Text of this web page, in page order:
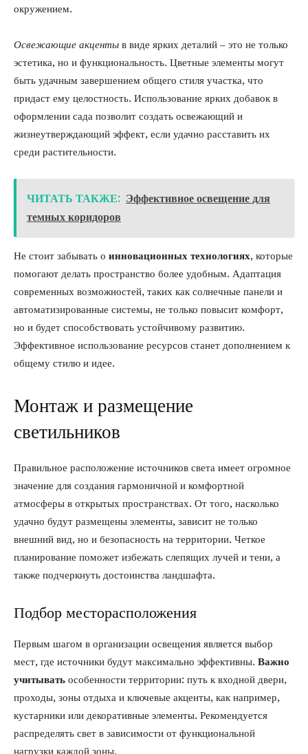
окружением.
Освежающие акценты в виде ярких деталий – это не только
эстетика, но и функциональность. Цветные элементы могут
быть удачным завершением общего стиля участка, что
придаст ему целостность. Использование ярких добавок в
оформлении сада позволит создать освежающий и
жизнеутверждающий эффект, если удачно расставить их
среди растительности.
ЧИТАТЬ ТАКЖЕ: Эффективное освещение для
темных коридоров
Не стоит забывать о инновационных технологиях, которые
помогают делать пространство более удобным. Адаптация
современных возможностей, таких как солнечные панели и
автоматизированные системы, не только повысит комфорт,
но и будет способствовать устойчивому развитию.
Эффективное использование ресурсов станет дополнением к
общему стилю и идее.
Монтаж и размещение
светильников
Правильное расположение источников света имеет огромное
значение для создания гармоничной и комфортной
атмосферы в открытых пространствах. От того, насколько
удачно будут размещены элементы, зависит не только
внешний вид, но и безопасность на территории. Четкое
планирование поможет избежать слепящих лучей и тени, а
также подчеркнуть достоинства ландшафта.
Подбор месторасположения
Первым шагом в организации освещения является выбор
мест, где источники будут максимально эффективны. Важно
учитывать особенности территории: путь к входной двери,
проходы, зоны отдыха и ключевые акценты, как например,
кустарники или декоративные элементы. Рекомендуется
распределять свет в зависимости от функциональной
нагрузки каждой зоны.